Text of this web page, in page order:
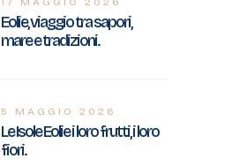
Eolie, viaggio tra sapori,
mare e tradizioni.
5 MAGGIO 2026
Le Isole Eolie i loro frutti, i loro
fiori.